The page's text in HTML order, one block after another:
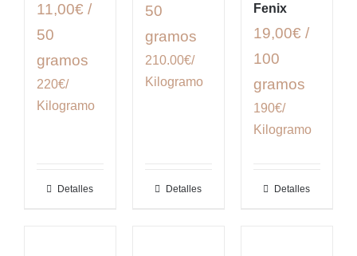
11,00€ /
50
gramos
220€/
Kilogramo
Detalles
50
gramos
210.00€/
Kilogramo
Detalles
Fenix
19,00€ /
100
gramos
190€/
Kilogramo
Detalles